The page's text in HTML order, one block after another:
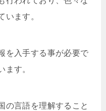
います。
を入手する事が必要で
ます。
の言語を理解すること